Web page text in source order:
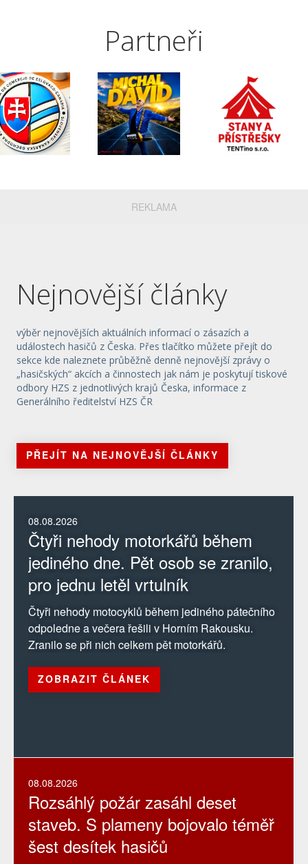
Partneři
REKLAMA
Nejnovější články
výběr nejnovějších aktuálních informací o zásazích a
událostech hasičů z Česka. Přes tlačítko můžete přejít do
sekce kde naleznete průběžně denně nejnovější zprávy o
„hasičských“ akcích a činnostech jak nám je poskytují tiskové
odbory HZS z jednotlivých krajů Česka, informace z
Generálního ředitelství HZS ČR
PŘEJÍT NA NEJNOVĚJŠÍ ČLÁNKY
08.08.2026
Čtyři nehody motorkářů během
jediného dne. Pět osob se zranilo,
pro jednu letěl vrtulník
Čtyři nehody motocyklů během jediného pátečního
odpoledne a večera řešili v Horním Rakousku.
Zranilo se při nich celkem pět motorkářů.
ZOBRAZIT ČLÁNEK
08.08.2026
Rozsáhlý požár zasáhl deset
staveb. S plameny bojovalo téměř
šest desítek hasičů